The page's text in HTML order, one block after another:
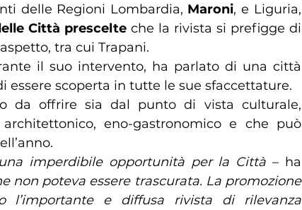
delle Regioni Lombardia, Maroni, e Liguria,
Città prescelte che la rivista si prefigge di
tra cui Trapani.
il suo intervento, ha parlato di una città
essere scoperta in tutte le sue sfaccettature.
da offrire sia dal punto di vista culturale,
architettonico, eno-gastronomico e che può
imperdibile opportunità per la Città – ha
non poteva essere trascurata. La promozione
l’importante e diffusa rivista di rilevanza